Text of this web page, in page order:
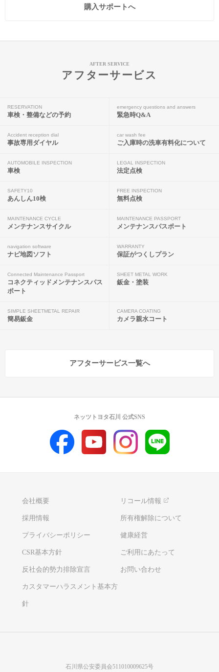
購入サポートへ
AFTER SERVICE
アフターサービス
RESERVATION
車検・整備などの予約
emergency questions and answers
緊急時Q&A
Accident reception dial
事故専用ダイヤル
car wash fee
ご入庫時の洗車有料化について
AUTOMOBILE INSPECTION
車検
LEGAL INSPECTION
法定点検
SAFETY10
あんしん10検
FREE INSPECTION
無料点検
MAINTENANCE CYCLE
メンテナンスサイクル
MAINTENANCE PASSPORT
メンテナンスパスポート
navigation software
ナビ地図ソフト
WARRANTY
保証がつくしプラン
Connected Maintenance Passport
コネクティッドメンテナンスパス
ポート
SHEET METAL WORK
鈑金・塗装
SIMPLE SHEETMETAL REPAIR
簡易鈑金
CAMERA COATING
カメラ親水コート
アフターサービス一覧へ
会社概要 リコール情報
採用情報 所有権解除について
プライバシーポリシー 健康経営
CSR基本方針 ご利用にあたって
反社会的勢力排除宣言 お問い合わせ
カスタマーハラスメント基本方
針
ネッツトヨタ石川 公式SNS
石川県公安委員会511010009625号